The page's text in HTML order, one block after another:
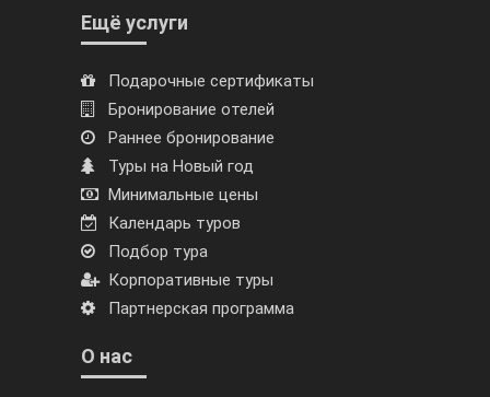
Ещё услуги
Подарочные сертификаты
Бронирование отелей
Раннее бронирование
Туры на Новый год
Минимальные цены
Календарь туров
Подбор тура
Корпоративные туры
Партнерская программа
О нас